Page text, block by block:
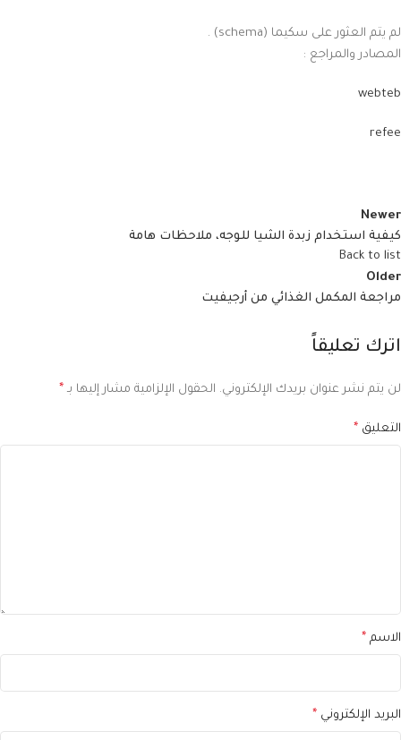
لم يتم العثور على سكيما (schema) .
المصادر والمراجع :
webteb
refee
Newer
كيفية استخدام زبدة الشيا للوجه، ملاحظات هامة
Back to list
Older
مراجعة المكمل الغذائي من أرجيفيت
اترك تعليقاً
لن يتم نشر عنوان بريدك الإلكتروني. الحقول الإلزامية مشار إليها بـ *
التعليق *
الاسم *
البريد الإلكتروني *